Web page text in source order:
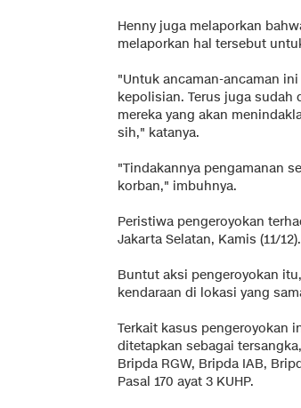
Henny juga melaporkan
melaporkan hal tersebut
"Untuk ancaman-ancaman
kepolisian. Terus juga
mereka yang akan
sih," katanya.
"Tindakannya pengamanan
korban," imbuhnya.
Peristiwa pengeroyokan
Jakarta Selatan, Kamis (11/
Buntut aksi pengeroyokan
kendaraan di lokasi yang
Terkait kasus pengeroyokan
ditetapkan sebagai
Bripda RGW, Bripda IAB,
Pasal 170 ayat 3 KUHP.